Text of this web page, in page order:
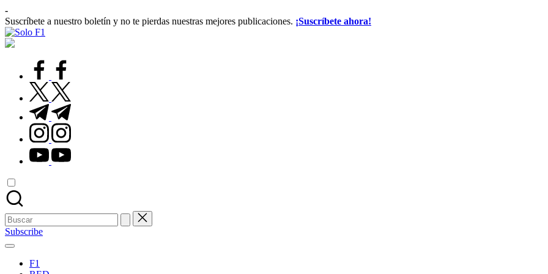
Saltar
al
contenido
-
Suscríbete a nuestro boletín y no te pierdas nuestras mejores publicaciones. ¡Suscríbete ahora!
Para
facebook.com
twitter.com
t.me
instagram.com
youtube.com
Buscar:
Subscribe
F1